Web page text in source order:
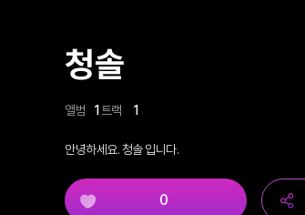
청솔
앨범 1 트랙 1
안녕하세요. 청솔 입니다.
0